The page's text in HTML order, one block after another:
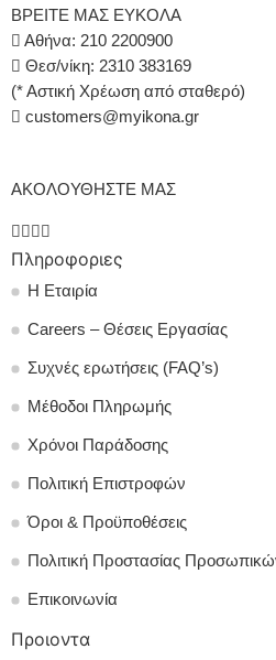
ΒΡΕΙΤΕ ΜΑΣ ΕΥΚΟΛΑ
Αθήνα: 210 2200900
Θεσ/νίκη: 2310 383169
(* Αστική Χρέωση από σταθερό)
customers@myikona.gr
ΑΚΟΛΟΥΘΗΣΤΕ ΜΑΣ
Πληροφοριες
Η Εταιρία
Careers – Θέσεις Εργασίας
Συχνές ερωτήσεις (FAQ’s)
Μέθοδοι Πληρωμής
Χρόνοι Παράδοσης
Πολιτική Επιστροφών
Όροι & Προϋποθέσεις
Πολιτική Προστασίας
Επικοινωνία
Προιοντα